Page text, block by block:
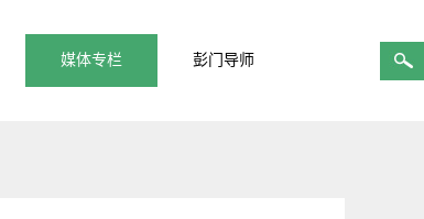
媒体专栏 彭门导师